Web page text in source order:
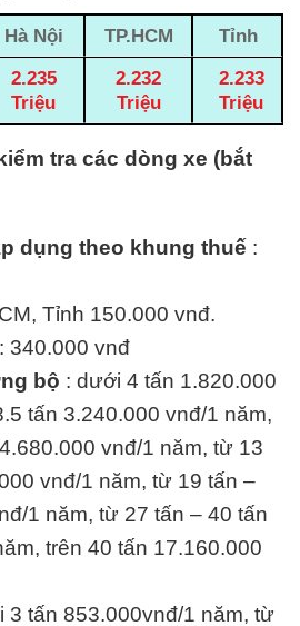
Hà Nội TP.HCM
Tỉnh
2.235
Triệu
2.232
Triệu
2.233
Triệu
tra các dòng xe (bắt
dụng theo khung thuế :
Tỉnh 150.000 vnđ.
: 340.000 vnđ
bộ : dưới 4 tấn 1.820.000
tấn 3.240.000 vnđ/1 năm,
vnđ/1 năm, từ 13
vnđ/1 năm, từ 19 tấn –
1 năm, từ 27 tấn – 40 tấn
trên 40 tấn 17.160.000
3 tấn 853.000vnđ/1 năm, từ